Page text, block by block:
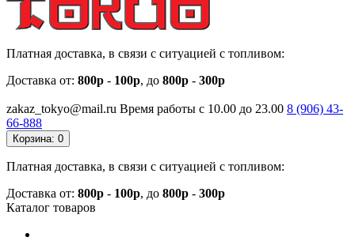
Платная доставка, в связи с ситуацией с топливом:
Доставка от: 800р - 100р, до 800р - 300р
zakaz_tokyo@mail.ru Время работы с 10.00 до 23.00 8 (906) 43-
66-888
Корзина: 0
Платная доставка, в связи с ситуацией с топливом:
Доставка от: 800р - 100р, до 800р - 300р
Каталог товаров